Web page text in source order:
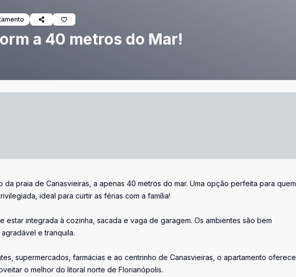
a 40 metros do Mar!
praia de Canasvieiras, a apenas 40 metros do mar. Uma opção perfeita para quem
ideal para curtir as férias com a família!
estar integrada à cozinha, sacada e vaga de garagem. Os ambientes são bem
e tranquila.
supermercados, farmácias e ao centrinho de Canasvieiras, o apartamento oferece
o melhor do litoral norte de Florianópolis.